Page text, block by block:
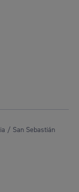
/ San Sebastián